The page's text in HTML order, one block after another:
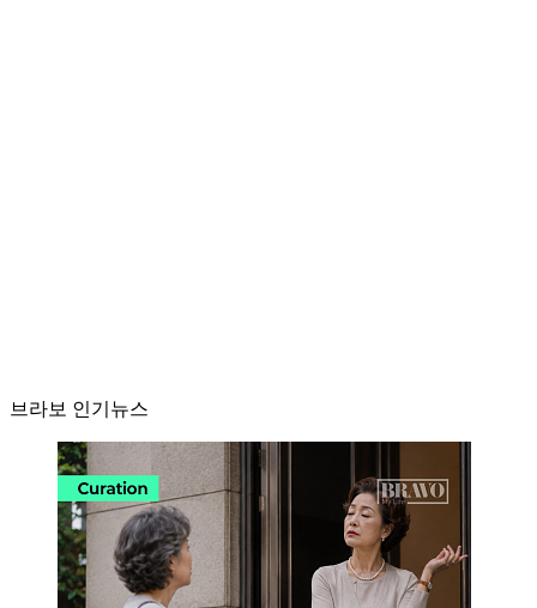
브라보 인기뉴스